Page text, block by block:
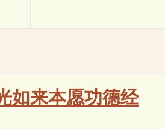
如来本愿功德经